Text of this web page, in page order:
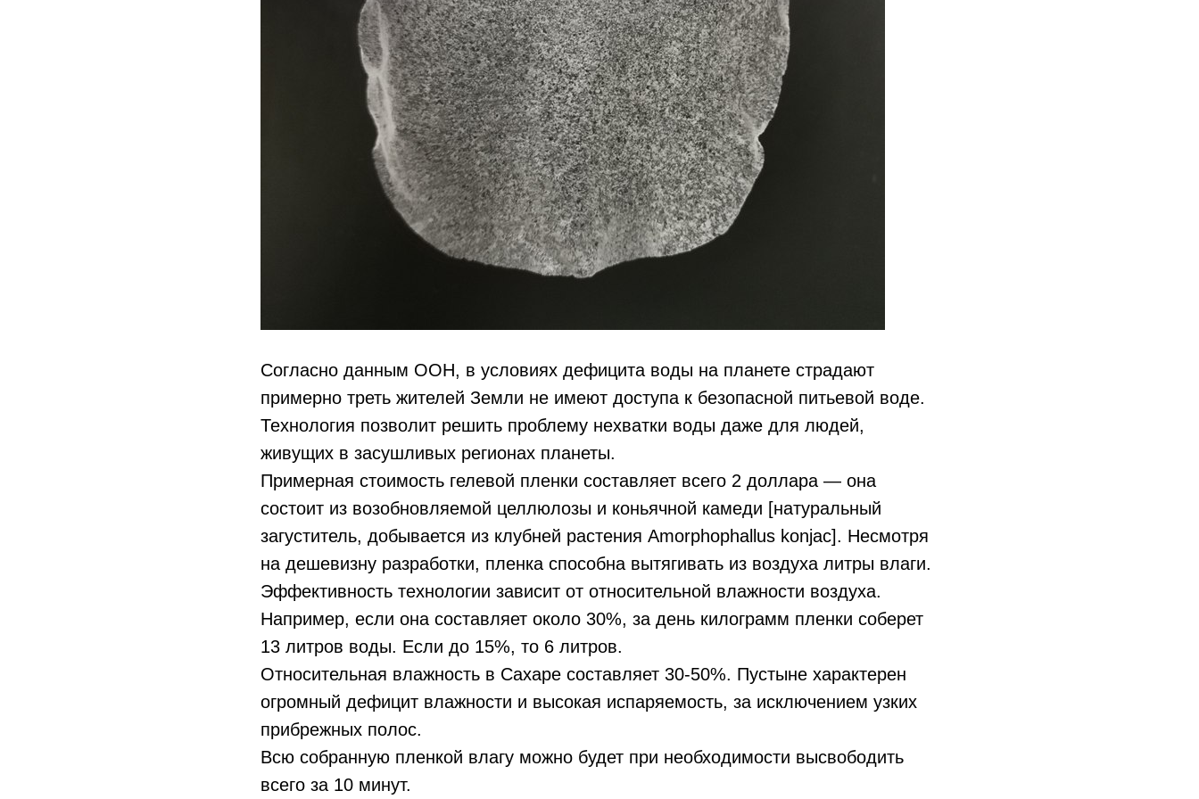
Согласно данным ООН, в условиях дефицита воды на планете страдают
примерно треть жителей Земли не имеют доступа к безопасной питьевой воде.
Технология позволит решить проблему нехватки воды даже для людей,
живущих в засушливых регионах планеты.
Примерная стоимость гелевой пленки составляет всего 2 доллара — она
состоит из возобновляемой целлюлозы и коньячной камеди [натуральный
загуститель, добывается из клубней растения Amorphophallus konjac]. Несмотря
на дешевизну разработки, пленка способна вытягивать из воздуха литры влаги.
Эффективность технологии зависит от относительной влажности воздуха.
Например, если она составляет около 30%, за день килограмм пленки соберет
13 литров воды. Если до 15%, то 6 литров.
Относительная влажность в Сахаре составляет 30-50%. Пустыне характерен
огромный дефицит влажности и высокая испаряемость, за исключением узких
прибрежных полос.
Всю собранную пленкой влагу можно будет при необходимости высвободить
всего за 10 минут.